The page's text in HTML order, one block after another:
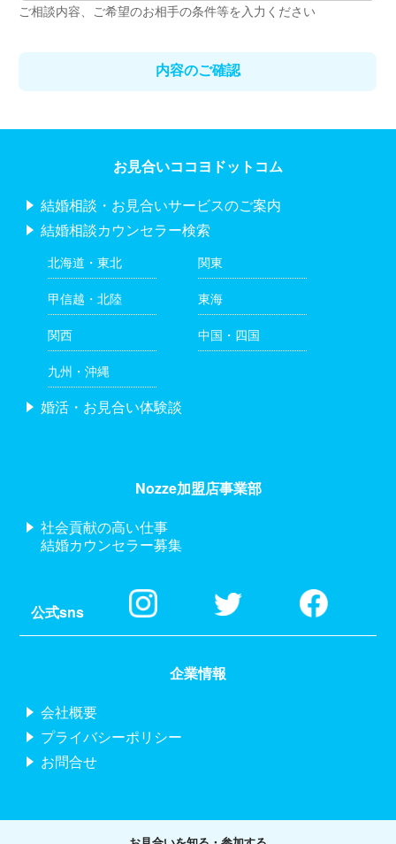
ご相談内容、ご希望のお相手の条件等を入力ください
お見合いココヨドットコム
結婚相談・お見合いサービスのご案内
結婚相談カウンセラー検索
北海道・東北 関東
甲信越・北陸 東海
関西 中国・四国
九州・沖縄
婚活・お見合い体験談
Nozze加盟店事業部
社会貢献の高い仕事
結婚カウンセラー募集
公式sns
企業情報
会社概要
プライバシーポリシー
お問合せ